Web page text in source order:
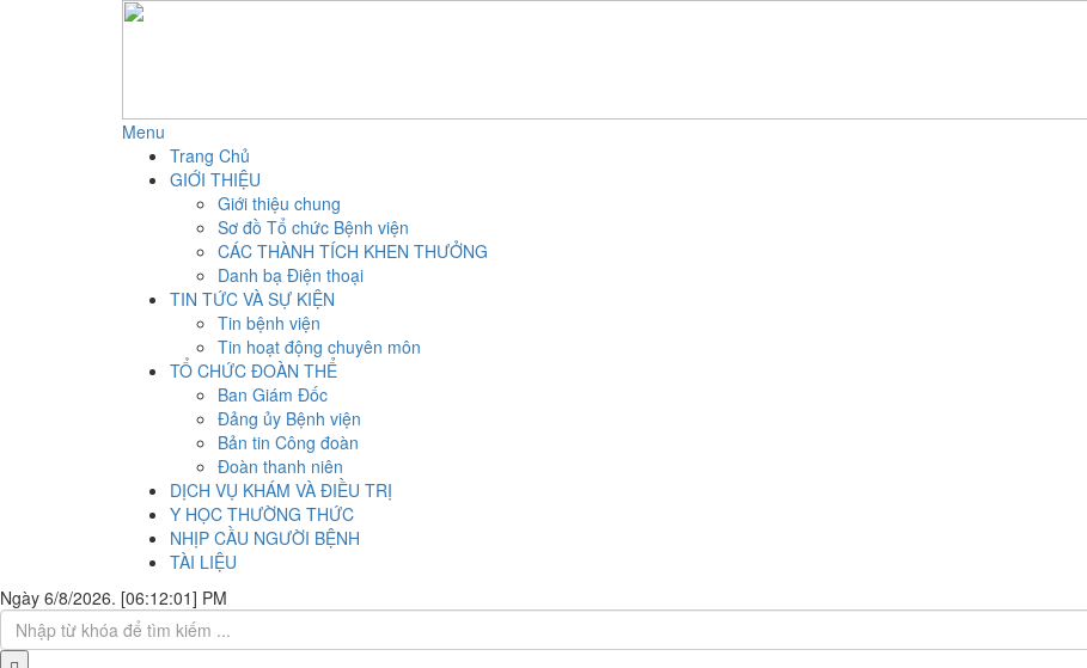
Menu
Trang Chủ
GIỚI THIỆU
Giới thiệu chung
Sơ đồ Tổ chức Bệnh viện
CÁC THÀNH TÍCH KHEN THƯỞNG
Danh bạ Điện thoại
TIN TỨC VÀ SỰ KIỆN
Tin bệnh viện
Tin hoạt động chuyên môn
TỔ CHỨC ĐOÀN THỂ
Ban Giám Đốc
Đảng ủy Bệnh viện
Bản tin Công đoàn
Đoàn thanh niên
DỊCH VỤ KHÁM VÀ ĐIỀU TRỊ
Y HỌC THƯỜNG THỨC
NHỊP CẦU NGƯỜI BỆNH
TÀI LIỆU
Ngày 6/8/2026. [06:12:02] PM